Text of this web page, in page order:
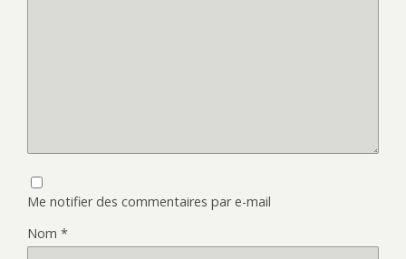
Me notifier des commentaires par e-mail
Nom *